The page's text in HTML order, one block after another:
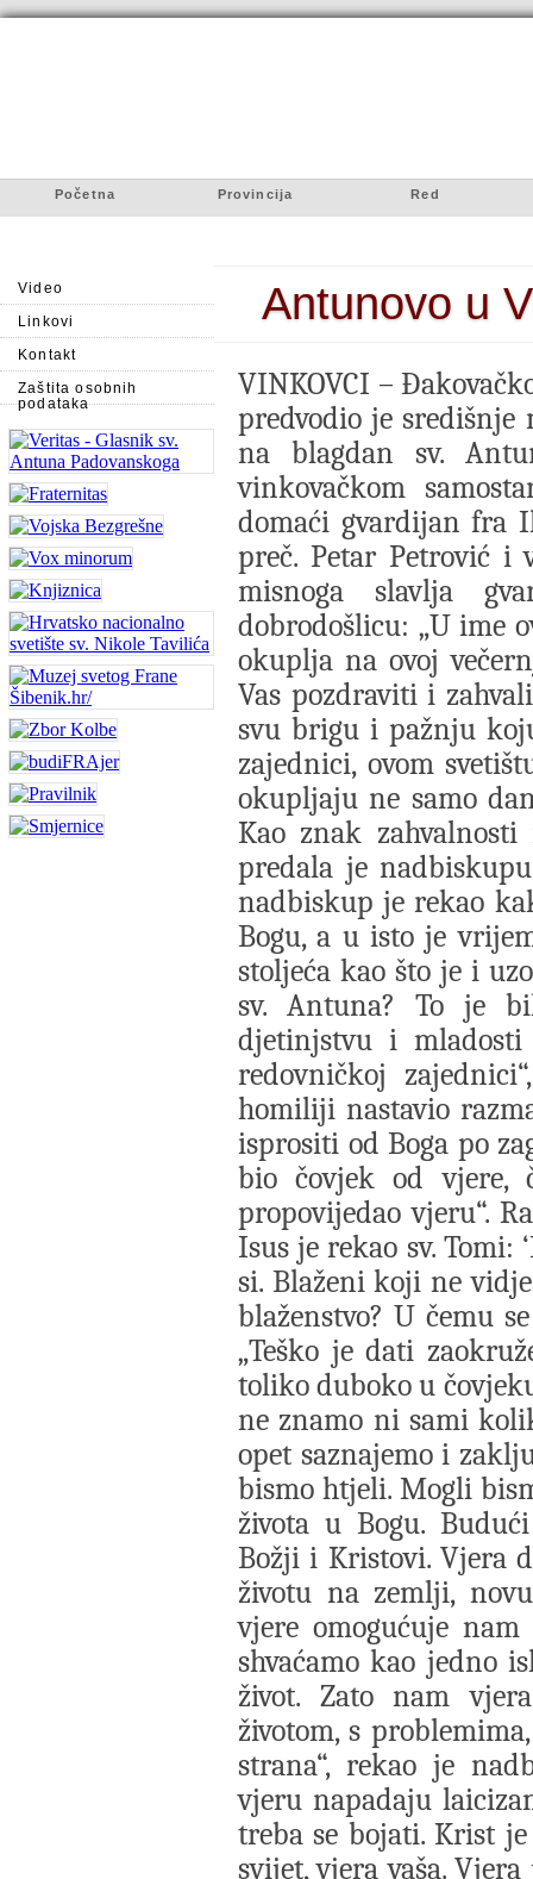
Početna Provincija Red
Video
Linkovi
Kontakt
Zaštita osobnih
podataka
Antunovo u
VINKOVCI –
predvodio je središnje
na blagdan sv.
vinkovačkom
domaći gvardijan fra
preč. Petar Petrović i
misnoga slavlja
dobrodošlicu: „U ime
okuplja na ovoj
Vas pozdraviti i
svu brigu i pažnju
zajednici, ovom
okupljaju ne samo
Kao znak
predala je
nadbiskup je rekao
Bogu, a u isto je
stoljeća kao što je i
sv. Antuna? To je
djetinjstvu i
redovničkoj
homiliji nastavio
isprositi od Boga po
bio čovjek od vjere,
propovijedao vjeru“.
Isus je rekao sv. Tomi:
si. Blaženi koji ne
blaženstvo? U čemu
„Teško je dati
toliko duboko u
ne znamo ni sami
opet saznajemo i
bismo htjeli. Mogli
života u Bogu.
Božji i Kristovi. Vjera
životu na zemlji,
vjere omogućuje
shvaćamo kao jedno
život. Zato nam
životom, s
strana“, rekao je
vjeru napadaju
treba se bojati. Krist
svijet, vjera vaša.